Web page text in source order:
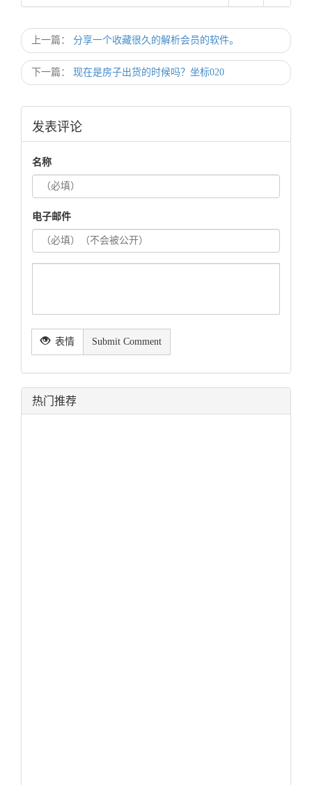
上一篇： 分享一个收藏很久的解析会员的软件。
下一篇： 现在是房子出货的时候吗？坐标020
发表评论
名称
电子邮件
表情 Submit Comment
热门推荐